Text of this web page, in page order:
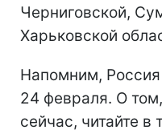
Черниговской,
Харьковской
Напомним, Россия
24 февраля. О
сейчас, читайте в